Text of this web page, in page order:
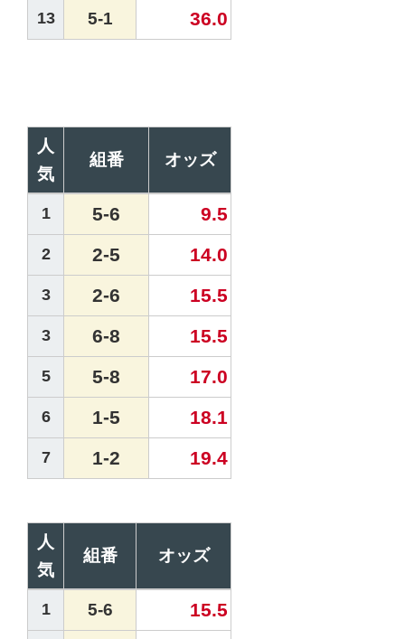
13 5-1 36.0
人
気
組番 オッズ
1 5-6 9.5
2 2-5 14.0
3 2-6 15.5
3 6-8 15.5
5 5-8 17.0
6 1-5 18.1
7 1-2 19.4
人
気
組番 オッズ
1 5-6 15.5